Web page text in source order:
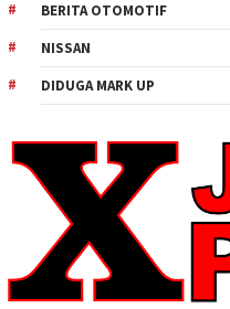
BERITA OTOMOTIF
NISSAN
DIDUGA MARK UP